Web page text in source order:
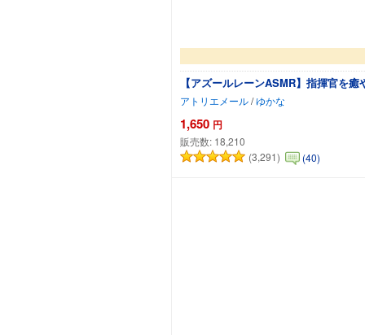
【アズールレーンASMR】指揮官を
アトリエメール/ゆかな
1,650 円
販売数: 18,210
(3,291)
(40)